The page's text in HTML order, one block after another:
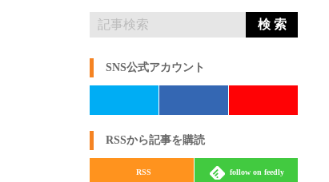
検 索
SNS公式アカウント
RSSから記事を購読
RSS follow on feedly